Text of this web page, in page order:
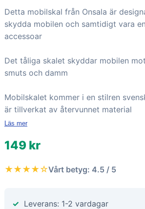
Detta mobilskal från Onsala är
skydda mobilen och samtidigt vara
accessoar
Det tåliga skalet skyddar mobilen
smuts och damm
Mobilskalet kommer i en stilren
är tillverkat av återvunnet material
Läs mer
149 kr
★★★★☆Vårt betyg: 4.5 / 5
Leverans: 1-2 vardagar